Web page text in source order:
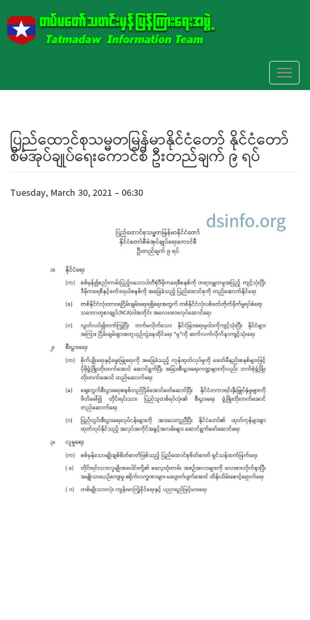
ပြည်ထောင်စုသမ္မတမြန်မာနိုင်ငံတော် နိုင်ငံတော်
စီမံအုပ်ချုပ်ရေးကောင်စီ ဦးတည်ချက် ၉ ရပ်
Tuesday, March 30, 2021 - 06:30